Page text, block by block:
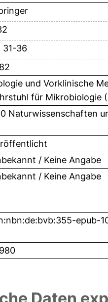
31-36
und Vorklinische
für Mikrobiologie
Naturwissenschaften
/ Keine Angabe
/ Keine Angabe
epub-
Daten